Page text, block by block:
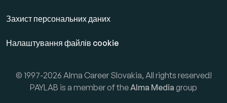
Захист персональних даних
Налаштування файлів cookie
© 1997-2026 Alma Career Slovakia, All rights reserved!
PAYLAB is a member of the Alma Media group